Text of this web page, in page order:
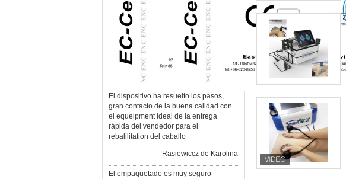
El dispositivo ha resuelto los pasos,
gran contacto de la buena calidad con
el equeipment ideal de la entrega
rápida del vendedor para el
rebalilitation del caballo
—— Rasiewiccz de Karolina
El empaquetado es muy seguro